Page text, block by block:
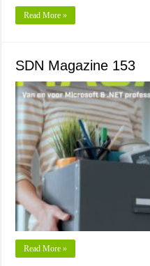
Read More »
SDN Magazine 153
Read More »